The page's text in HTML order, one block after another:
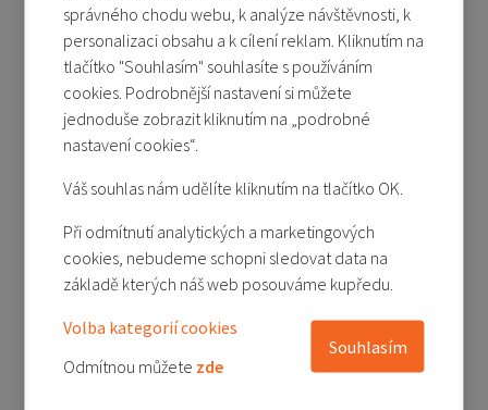
správného chodu webu, k analýze návštěvnosti, k
personalizaci obsahu a k cílení reklam. Kliknutím na
tlačítko "Souhlasím" souhlasíte s používáním
cookies. Podrobnější nastavení si můžete
jednoduše zobrazit kliknutím na „podrobné
nastavení cookies“.
Váš souhlas nám udělíte kliknutím na tlačítko OK.
Při odmítnutí analytických a marketingových
cookies, nebudeme schopni sledovat data na
základě kterých náš web posouváme kupředu.
Volba kategorií cookies
Odmítnou můžete zde
Souhlasím
Skladem 2-5 ks
790 Kč 690 Kč